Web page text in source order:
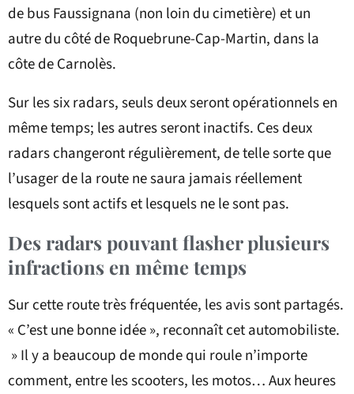
de bus Faussignana (non loin du cimetière) et un
autre du côté de Roquebrune-Cap-Martin, dans la
côte de Carnolès.
Sur les six radars, seuls deux seront opérationnels en
même temps; les autres seront inactifs. Ces deux
radars changeront régulièrement, de telle sorte que
l’usager de la route ne saura jamais réellement
lesquels sont actifs et lesquels ne le sont pas.
Des radars pouvant flasher plusieurs
infractions en même temps
Sur cette route très fréquentée, les avis sont partagés.
« C’est une bonne idée », reconnaît cet automobiliste.
» Il y a beaucoup de monde qui roule n’importe
comment, entre les scooters, les motos… Aux heures